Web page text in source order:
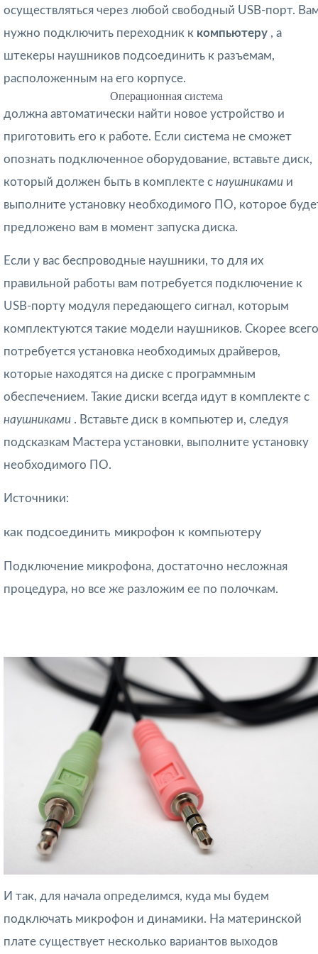
осуществляться через любой свободный USB-порт.
нужно подключить переходник к компьютеру , а
штекеры наушников подсоединить к разъемам,
расположенным на его корпусе.
Операционная система
должна автоматически найти новое устройство и
приготовить его к работе. Если система не сможет
опознать подключенное оборудование, вставьте диск,
который должен быть в комплекте с наушниками и
выполните установку необходимого ПО, которое
предложено вам в момент запуска диска.
Если у вас беспроводные наушники, то для их
правильной работы вам потребуется подключение к
USB-порту модуля передающего сигнал, которым
комплектуются такие модели наушников. Скорее
потребуется установка необходимых драйверов,
которые находятся на диске с программным
обеспечением. Такие диски всегда идут в комплекте с
наушниками . Вставьте диск в компьютер и, следуя
подсказкам Мастера установки, выполните установку
необходимого ПО.
Источники:
как подсоединить микрофон к компьютеру
Подключение микрофона, достаточно несложная
процедура, но все же разложим ее по полочкам.
И так, для начала определимся, куда мы будем
подключать микрофон и динамики. На материнской
плате существует несколько вариантов выходов